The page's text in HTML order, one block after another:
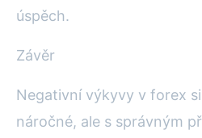
úspěch.
Závěr
Negativní výkyvy v forex
náročné, ale s správným